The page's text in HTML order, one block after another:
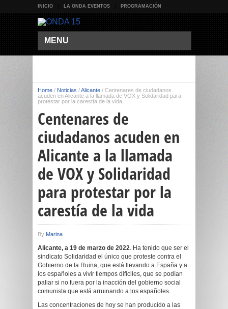
INICIO LA ONDA EVENTOS PROGRAMACIÓN
MENU
Home / Noticias /Alicante / Centenares de ciudadanos
acuden en Alicante a la llamada de VOX y Solidaridad para
protestar por la carestía de la vida
Centenares de
ciudadanos acuden en
Alicante a la llamada
de VOX y Solidaridad
para protestar por la
carestía de la vida
By Marina
Alicante, a 19 de marzo de 2022. Ha tenido que ser el
sindicato Solidaridad el único que proteste contra el
Gobierno de la Ruina, que está llevando a España y a
los españoles a vivir tiempos difíciles, que se podían
paliar si no fuera por la inacción del gobierno social
comunista que está arruinando a los españoles.
Las concentraciones de hoy se han producido a las